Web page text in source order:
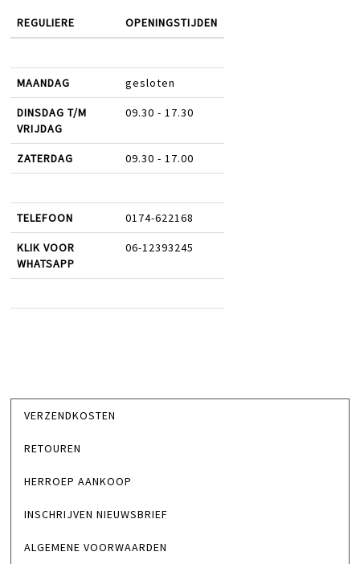
REGULIERE OPENINGSTIJDEN
MAANDAG gesloten
DINSDAG T/M
VRIJDAG
09.30 - 17.30
ZATERDAG 09.30 - 17.00
TELEFOON 0174-622168
KLIK VOOR
WHATSAPP
06-12393245
VERZENDKOSTEN
RETOUREN
HERROEP AANKOOP
INSCHRIJVEN NIEUWSBRIEF
ALGEMENE VOORWAARDEN